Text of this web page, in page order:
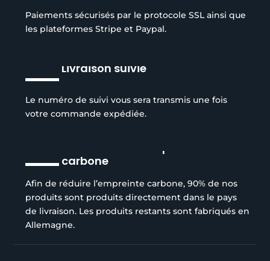
Paiements sécurisés par le protocole SSL ainsi que
les plateformes Stripe et Paypal.
Livraison suivie
Le numéro de suivi vous sera transmis une fois
votre commande expédiée.
Réduction de l’empreinte
carbone
Afin de réduire l’empreinte carbone, 90% de nos
produits sont produits directement dans le pays
de livraison. Les produits restants sont fabriqués en
Allemagne.